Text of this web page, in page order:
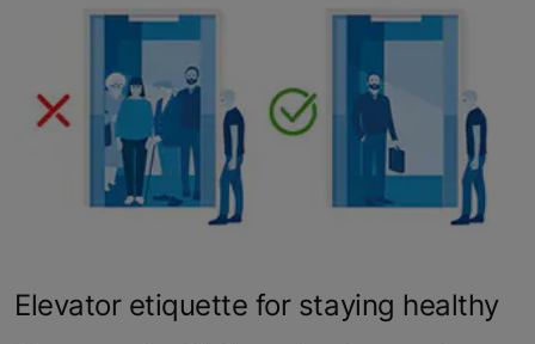
Elevator etiquette for staying healthy